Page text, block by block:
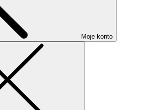
Moje konto